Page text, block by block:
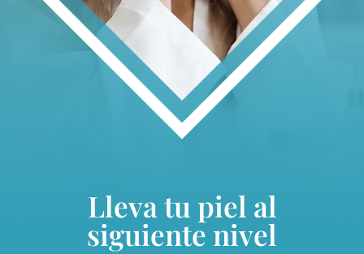
Lleva tu piel al
siguiente nivel